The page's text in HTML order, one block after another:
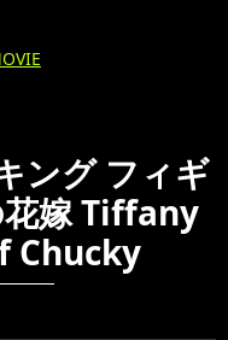
ング フィギ
花嫁 Tiffany
Chucky